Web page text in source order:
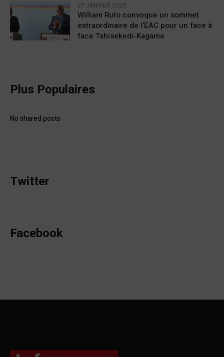
27 JANVIER 2025
William Ruto convoque un sommet
extraordinaire de l’EAC pour un face à
face Tshisekedi-Kagame
Plus Populaires
No shared posts
Twitter
Facebook